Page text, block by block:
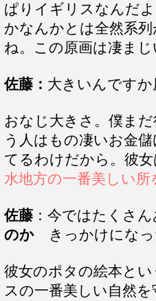
ぱりイギリスなんだ
かなんかとは全然系
ね。この原画は凄ま
佐藤： 大きいんですか
おなじ大きさ。僕ま
う人はもの凄いお金
てるわけだから。彼
水地方の一番美しい
佐藤 ：今ではたくさ
のか きっかけになっ
彼女のポタの絵本と
スの一番美しい自然